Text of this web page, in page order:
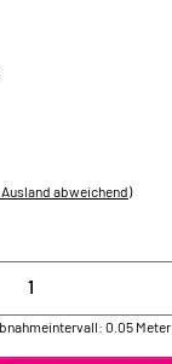
Ausland abweichend)
0.05 Meter